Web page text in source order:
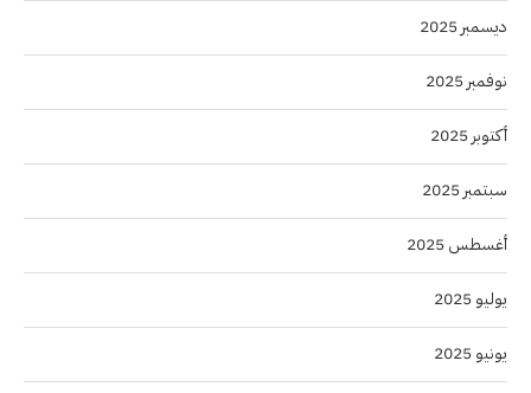
ديسمبر 2025
نوفمبر 2025
أكتوبر 2025
سبتمبر 2025
أغسطس 2025
يوليو 2025
يونيو 2025